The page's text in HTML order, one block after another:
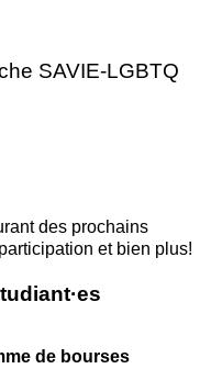
SAVIE-LGBTQ
des prochains
et bien plus!
de bourses